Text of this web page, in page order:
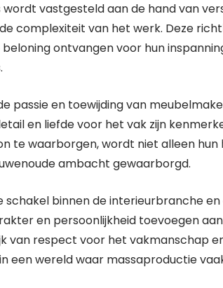
vastgesteld aan de hand van
complexiteit van het werk. Deze
ontvangen voor hun
passie en toewijding van
en liefde voor het vak zijn
te waarborgen, wordt niet alleen hun
ambacht gewaarborgd.
binnen de interieurbranche en
en persoonlijkheid toevoegen
van respect voor het vakmanschap
een wereld waar massaproductie